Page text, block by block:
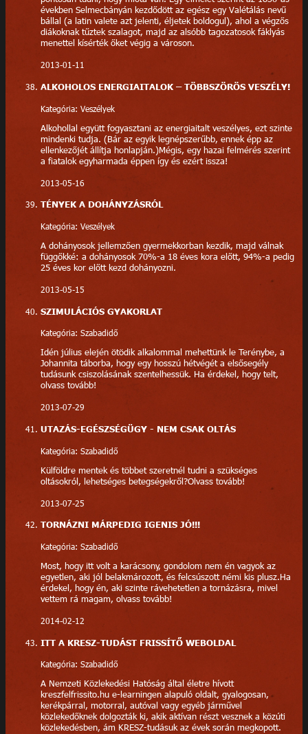
években Selmecbányán kezdődött az egész egy Valétálás nevű
bállal (a latin valete azt jelenti, éljetek boldogul), ahol a végzős
diákoknak tűztek szalagot, majd az alsóbb tagozatosok fáklyás
menettel kísérték őket végig a városon.
2013-01-11
ALKOHOLOS ENERGIAITALOK – TÖBBSZÖRÖS VESZÉLY!
Kategória: Veszélyek
Alkohollal együtt fogyasztani az energiaitalt veszélyes, ezt szinte
mindenki tudja. (Bár az egyik legnépszerűbb, ennek épp az
ellenkezőjét állítja honlapján.)Mégis, egy hazai felmérés szerint
a fiatalok egyharmada éppen így és ezért issza!
2013-05-16
TÉNYEK A DOHÁNYZÁSRÓL
Kategória: Veszélyek
A dohányosok jellemzően gyermekkorban kezdik, majd válnak
függőkké: a dohányosok 70%-a 18 éves kora előtt, 94%-a pedig
25 éves kor előtt kezd dohányozni.
2013-05-15
SZIMULÁCIÓS GYAKORLAT
Kategória: Szabadidő
Idén július elején ötödik alkalommal mehettünk le Terénybe, a
Johannita táborba, hogy egy hosszú hétvégét a elsősegély
tudásunk csiszolásának szentelhessük. Ha érdekel, hogy telt,
olvass tovább!
2013-07-29
UTAZÁS-EGÉSZSÉGÜGY - NEM CSAK OLTÁS
Kategória: Szabadidő
Külföldre mentek és többet szeretnél tudni a szükséges
oltásokról, lehetséges betegségekről?Olvass tovább!
2013-07-25
TORNÁZNI MÁRPEDIG IGENIS JÓ!!!
Kategória: Szabadidő
Most, hogy itt volt a karácsony, gondolom nem én vagyok az
egyetlen, aki jól belakmározott, és felcsúszott némi kis plusz.Ha
érdekel, hogy én, aki szinte rávehetetlen a tornázásra, mivel
vettem rá magam, olvass tovább!
2014-02-12
ITT A KRESZ-TUDÁST FRISSÍTŐ WEBOLDAL
Kategória: Szabadidő
A Nemzeti Közlekedési Hatóság által életre hívott
kreszfelfrissito.hu e-learningen alapuló oldalt, gyalogosan,
kerékpárral, motorral, autóval vagy egyéb járművel
közlekedőknek dolgozták ki, akik aktívan részt vesznek a közúti
közlekedésben, ám KRESZ-tudásuk az évek során megkopott.